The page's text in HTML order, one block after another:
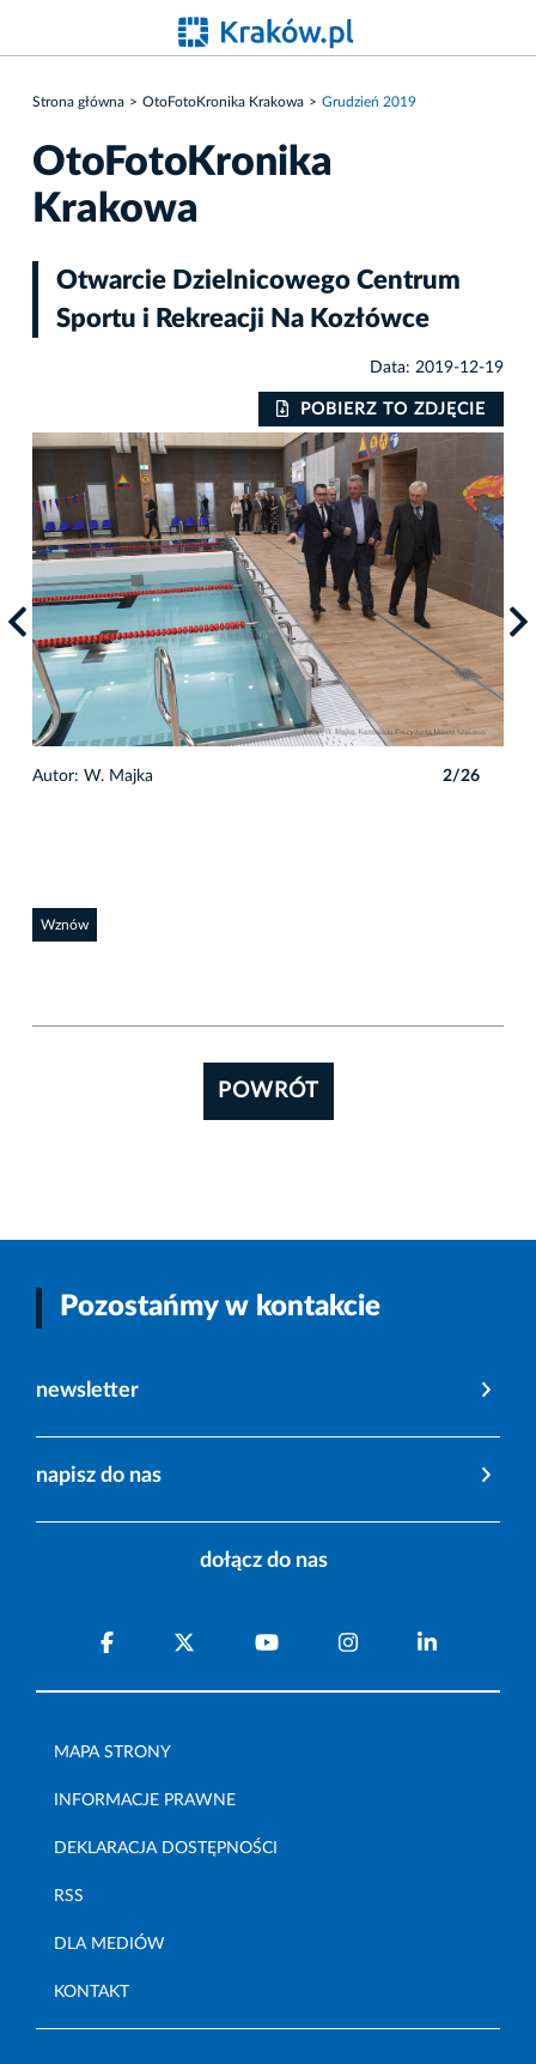
Strona główna OtoFotoKronika Krakowa Grudzień 2019
OtoFotoKronika
Krakowa
Otwarcie Dzielnicowego Centrum
Sportu i Rekreacji Na Kozłówce
Data: 2019-12-19
POBIERZ TO ZDJĘCIE
Autor: W. Majka 2/26
Wznów
POWRÓT
Pozostańmy w kontakcie
newsletter
napisz do nas
dołącz do nas
MAPA STRONY
INFORMACJE PRAWNE
DEKLARACJA DOSTĘPNOŚCI
RSS
DLA MEDIÓW
KONTAKT